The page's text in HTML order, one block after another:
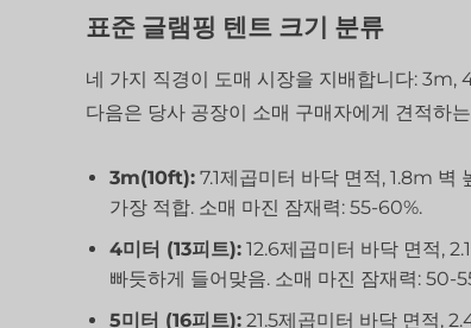
표준 글램핑 텐트 크기 분류
네 가지 직경이 도매 시장을 지배합니다:
다음은 당사 공장이 소매 구매자에게 견적하
3m(10ft): 7.1제곱미터 바닥 면적, 1.8m 벽
가장 적합. 소매 마진 잠재력: 55-60%.
4미터 (13피트): 12.6제곱미터 바닥 면적,
빠듯하게 들어맞음. 소매 마진 잠재력: 50-
5미터 (16피트): 21.5제곱미터 바닥 면적,